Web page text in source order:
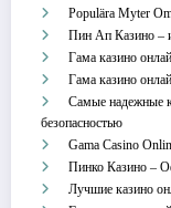
Populära Myter
Пин Ап Казино –
Гама казино
Гама казино
Самые надежные
безопасностью
Gama Casino
Пинко Казино –
Лучшие казино